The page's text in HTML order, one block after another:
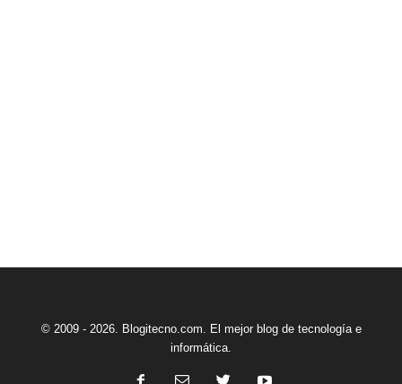
© 2009 - 2026. Blogitecno.com. El mejor blog de tecnología e
informática.